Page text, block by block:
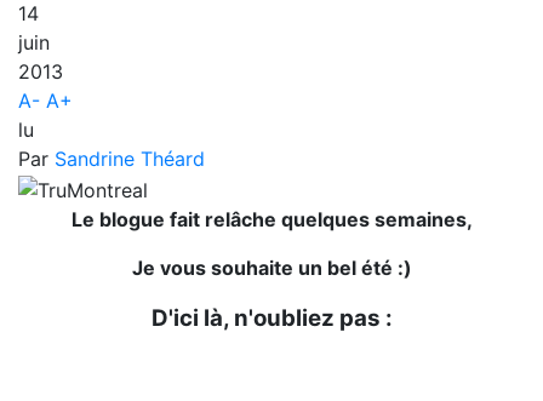
14
juin
2013
A- A+
lu
Par Sandrine Théard
Le blogue fait relâche quelques semaines,
Je vous souhaite un bel été :)
D'ici là, n'oubliez pas :